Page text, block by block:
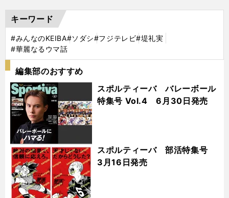
キーワード
#みんなのKEIBA#ソダシ#フジテレビ#堤礼実
#華麗なるウマ話
編集部のおすすめ
スポルティーバ バレーボール
特集号 Vol.4 6月30日発売
スポルティーバ 部活特集号
3月16日発売